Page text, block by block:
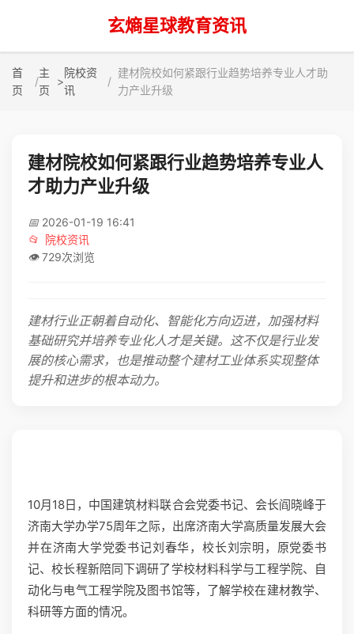
玄熵星球教育资讯
首
页
主
页
>
院校资
讯
建材院校如何紧跟行业趋势培养专业人才助
力产业升级
建材院校如何紧跟行业趋势培养专业人
才助力产业升级
📅 2026-01-19 16:41
📂
院校资讯
👁️ 729次浏览
建材行业正朝着自动化、智能化方向迈进，加强材料
基础研究并培养专业化人才是关键。这不仅是行业发
展的核心需求，也是推动整个建材工业体系实现整体
提升和进步的根本动力。
10月18日，中国建筑材料联合会党委书记、会长阎晓峰于
济南大学办学75周年之际，出席济南大学高质量发展大会
并在济南大学党委书记刘春华，校长刘宗明，原党委书
记、校长程新陪同下调研了学校材料科学与工程学院、自
动化与电气工程学院及图书馆等，了解学校在建材教学、
科研等方面的情况。